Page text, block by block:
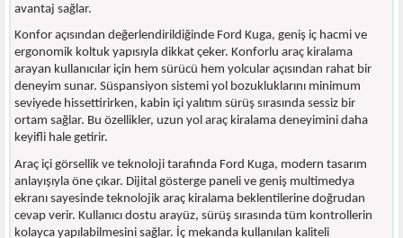
avantaj sağlar.
Konfor açısından değerlendirildiğinde Ford Kuga, geniş iç hacmi ve
ergonomik koltuk yapısıyla dikkat çeker. Konforlu araç kiralama
arayan kullanıcılar için hem sürücü hem yolcular açısından rahat bir
deneyim sunar. Süspansiyon sistemi yol bozukluklarını minimum
seviyede hissettirirken, kabin içi yalıtım sürüş sırasında sessiz bir
ortam sağlar. Bu özellikler, uzun yol araç kiralama deneyimini daha
keyifli hale getirir.
Araç içi görsellik ve teknoloji tarafında Ford Kuga, modern tasarım
anlayışıyla öne çıkar. Dijital gösterge paneli ve geniş multimedya
ekranı sayesinde teknolojik araç kiralama beklentilerine doğrudan
cevap verir. Kullanıcı dostu arayüz, sürüş sırasında tüm kontrollerin
kolayca yapılabilmesini sağlar. İç mekanda kullanılan kaliteli